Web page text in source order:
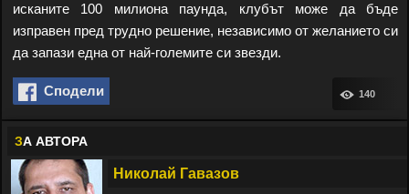
исканите 100 милиона паунда, клубът може да бъде
изправен пред трудно решение, независимо от желанието си
да запази една от най-големите си звезди.
Сподели 140
ЗА АВТОРА
Николай Гавазов